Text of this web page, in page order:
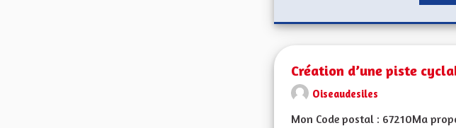
Création d’une piste
Oiseaudesiles
Mon Code postal : 67210Ma